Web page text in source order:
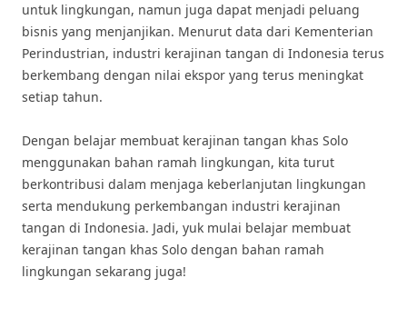
untuk lingkungan, namun juga dapat menjadi peluang
bisnis yang menjanjikan. Menurut data dari Kementerian
Perindustrian, industri kerajinan tangan di Indonesia terus
berkembang dengan nilai ekspor yang terus meningkat
setiap tahun.
Dengan belajar membuat kerajinan tangan khas Solo
menggunakan bahan ramah lingkungan, kita turut
berkontribusi dalam menjaga keberlanjutan lingkungan
serta mendukung perkembangan industri kerajinan
tangan di Indonesia. Jadi, yuk mulai belajar membuat
kerajinan tangan khas Solo dengan bahan ramah
lingkungan sekarang juga!